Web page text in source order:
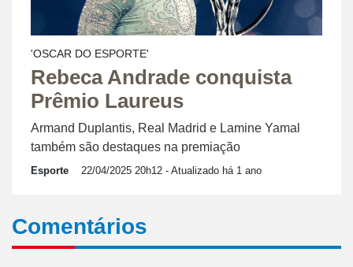
'OSCAR DO ESPORTE'
Rebeca Andrade conquista
Prêmio Laureus
Armand Duplantis, Real Madrid e Lamine Yamal
também são destaques na premiação
Esporte 22/04/2025 20h12 - Atualizado há 1 ano
Comentários